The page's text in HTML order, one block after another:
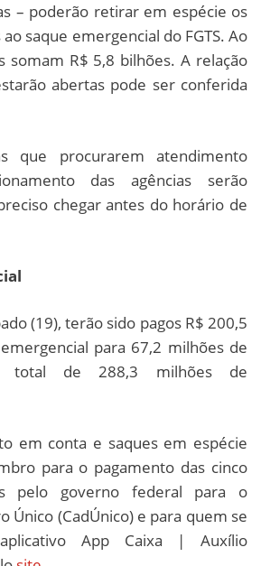
– poderão retirar em espécie os
saque emergencial do FGTS. Ao
somam R$ 5,8 bilhões. A relação
abertas pode ser conferida
que procurarem atendimento
das agências serão
chegar antes do horário de
(19), terão sido pagos R$ 200,5
para 67,2 milhões de
total de 288,3 milhões de
em conta e saques em espécie
para o pagamento das cinco
pelo governo federal para o
Único (CadÚnico) e para quem se
App Caixa | Auxílio